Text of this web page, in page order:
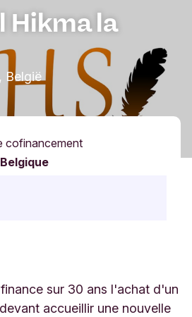
Hikma la
België
cofinancement
sur 30 ans l'achat d'un
accueillir une nouvelle